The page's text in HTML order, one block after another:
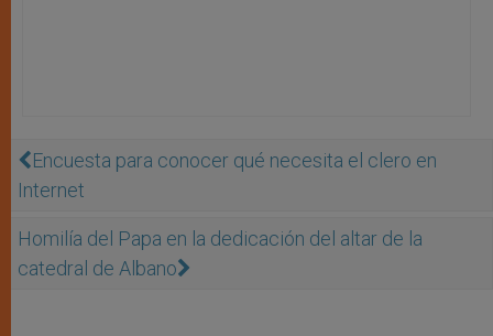
Encuesta para conocer qué necesita el clero en
Internet
Homilía del Papa en la dedicación del altar de la
catedral de Albano